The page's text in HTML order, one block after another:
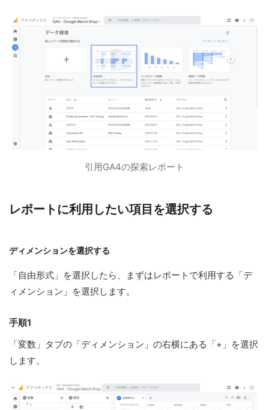
引用GA4の探索レポート
レポートに利用したい項目を選択する
ディメンションを選択する
「自由形式」を選択したら、まずはレポートで利用する「デ
ィメンション」を選択します。
手順1
「変数」タブの「ディメンション」の右横にある「+」を選択
します。